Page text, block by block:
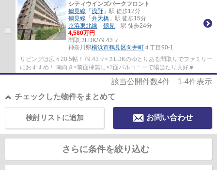
シティウインズパークフロント
鶴見線 「 浅野 」駅 徒歩12分
鶴見線 「 弁天橋 」駅 徒歩15分
京浜東北線 「 鶴見 」駅 徒歩24分
4,580万円
間取:3LDK/79.43㎡
神奈川県横浜市鶴見区向井町 ４丁目90-1
リビングは広々20.5帖！79.43㎡×３LDKのゆとりある間取りでファミリー
におすすめ！ 南向き×前面棟無し×2面バルコニーで陽当たり良好☀
JR「浅野」駅徒歩12分♪「鶴見」駅徒歩圏内！ 2026...
該当公開件数4件 1-4件表示
チェックした物件をまとめて
お問い合わせ
検討リストに追加
さらに条件を絞り込む